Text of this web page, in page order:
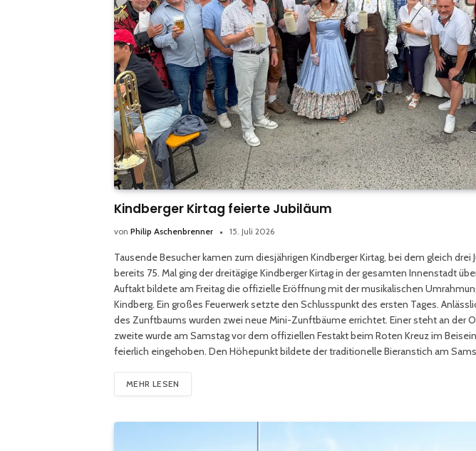
Kindberger Kirtag feierte Jubiläum
von Philip Aschenbrenner 15. Juli 2026
Tausende Besucher kamen zum diesjährigen Kindberger Kirtag, bei dem gleich drei
bereits 75. Mal ging der dreitägige Kindberger Kirtag in der gesamten Innenstadt
Auftakt bildete am Freitag die offizielle Eröffnung mit der musikalischen
Kindberg. Ein großes Feuerwerk setzte den Schlusspunkt des ersten Tages.
des Zunftbaums wurden zwei neue Mini-Zunftbäume errichtet. Einer steht an der
zweite wurde am Samstag vor dem offiziellen Festakt beim Roten Kreuz im
feierlich eingehoben. Den Höhepunkt bildete der traditionelle Bieranstich am
MEHR LESEN